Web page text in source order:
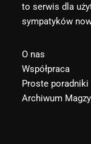
to serwis dla
sympatyków
O nas
Współpraca
Proste poradniki
Archiwum